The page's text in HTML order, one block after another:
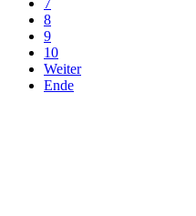
8
9
10
Weiter
Ende